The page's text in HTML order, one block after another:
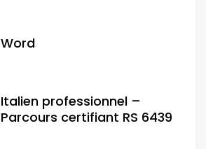
Word
Italien professionnel –
Parcours certifiant RS 6439